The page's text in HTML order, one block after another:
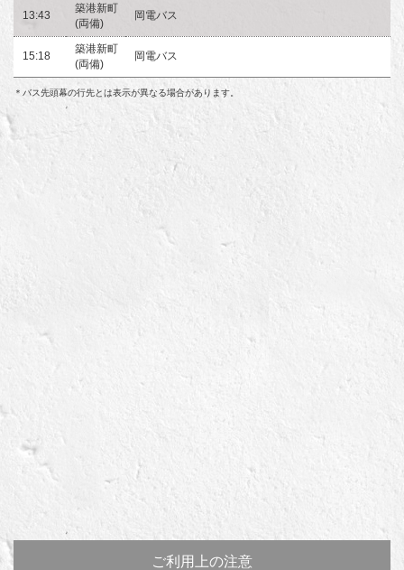
13:43
築港新町
(両備)
岡電バス
15:18
築港新町
(両備)
岡電バス
＊バス先頭幕の行先とは表示が異なる場合があります。
ご利用上の注意